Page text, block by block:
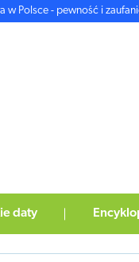
w Polsce - pewność i
daty